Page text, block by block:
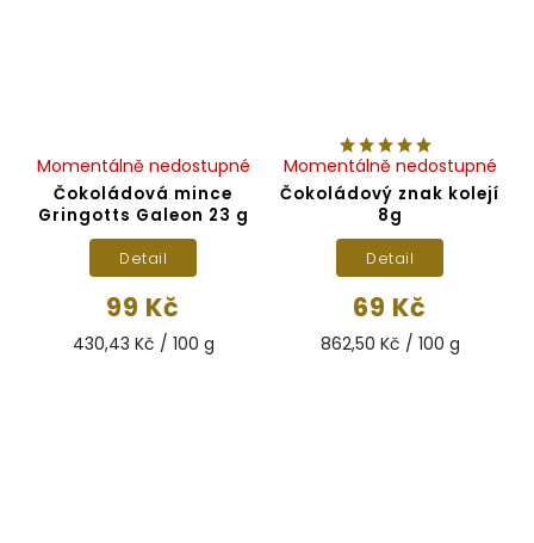
Čokoládová mince
Gringotts Galeon 23 g
Momentálně nedostupné
99 Kč
430,43 Kč / 100 g
Detail
Čokoládový znak kolejí
8g
Momentálně nedostupné
69 Kč
862,50 Kč / 100 g
Detail